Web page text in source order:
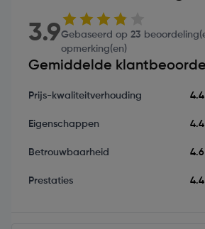
3.9Gebaseerd op 23
opmerking(en)
Gemiddelde
Prijs-kwaliteitverhouding 4.4
Eigenschappen 4.4
Betrouwbaarheid 4.6
Prestaties 4.4